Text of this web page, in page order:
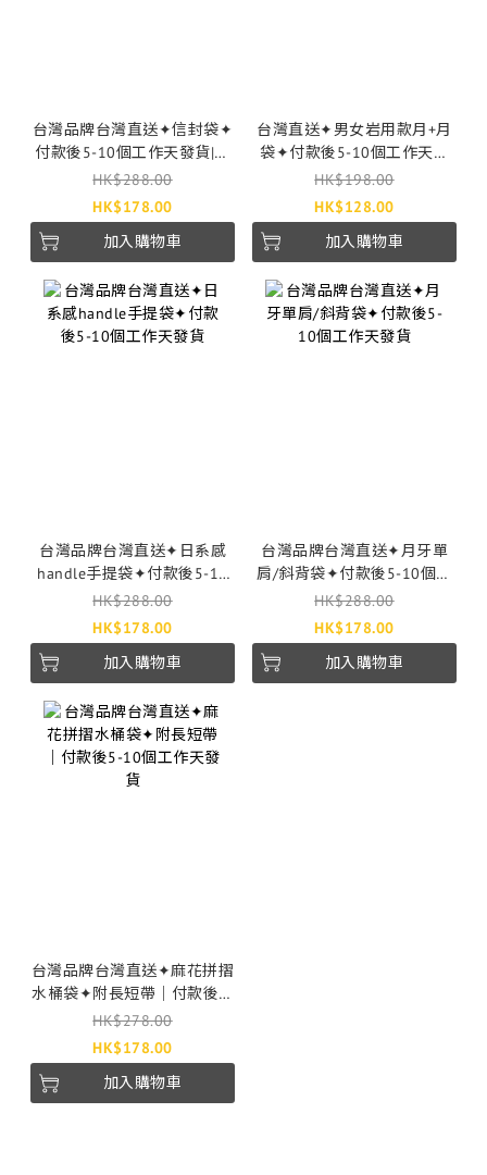
台灣品牌台灣直送✦信封袋✦
付款後5-10個工作天發貨|牛
仔色
HK$288.00
HK$178.00
加入購物車
台灣直送✦男女岩用款月+月
袋✦付款後5-10個工作天發
貨
HK$198.00
HK$128.00
加入購物車
台灣品牌台灣直送✦日系感
handle手提袋✦付款後5-10
個工作天發貨
HK$288.00
HK$178.00
加入購物車
台灣品牌台灣直送✦月牙單
肩/斜背袋✦付款後5-10個工
作天發貨
HK$288.00
HK$178.00
加入購物車
台灣品牌台灣直送✦麻花拼摺
水桶袋✦附長短帶｜付款後5-
10個工作天發貨
HK$278.00
HK$178.00
加入購物車